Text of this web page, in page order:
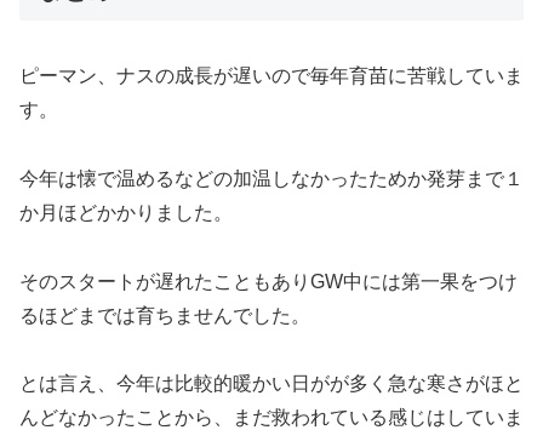
ピーマン、ナスの成長が遅いので毎年育苗に苦戦していま
す。
今年は懐で温めるなどの加温しなかったためか発芽まで１
か月ほどかかりました。
そのスタートが遅れたこともありGW中には第一果をつけ
るほどまでは育ちませんでした。
とは言え、今年は比較的暖かい日がが多く急な寒さがほと
んどなかったことから、まだ救われている感じはしていま